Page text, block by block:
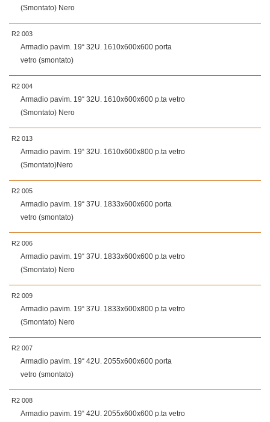
(Smontato) Nero
R2 003
Armadio pavim. 19“ 32U. 1610x600x600 porta
vetro (smontato)
R2 004
Armadio pavim. 19“ 32U. 1610x600x600 p.ta vetro
(Smontato) Nero
R2 013
Armadio pavim. 19“ 32U. 1610x600x800 p.ta vetro
(Smontato)Nero
R2 005
Armadio pavim. 19“ 37U. 1833x600x600 porta
vetro (smontato)
R2 006
Armadio pavim. 19“ 37U. 1833x600x600 p.ta vetro
(Smontato) Nero
R2 009
Armadio pavim. 19“ 37U. 1833x600x800 p.ta vetro
(Smontato) Nero
R2 007
Armadio pavim. 19“ 42U. 2055x600x600 porta
vetro (smontato)
R2 008
Armadio pavim. 19“ 42U. 2055x600x600 p.ta vetro